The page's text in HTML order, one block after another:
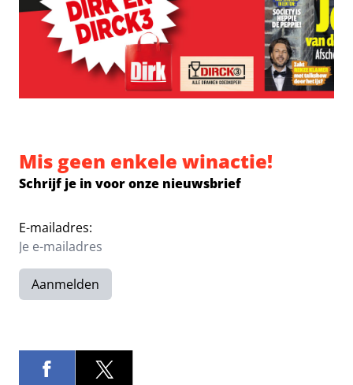
Mis geen enkele winactie!
Schrijf je in voor onze nieuwsbrief
E-mailadres:
Aanmelden